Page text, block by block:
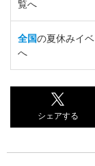
覧へ
全国の夏休みイ
へ
シェアする